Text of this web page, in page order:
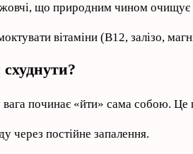
жовчі, що природним чином очищує
вітаміни (B12, залізо,
починає «йти» сама собою.
через постійне запалення.